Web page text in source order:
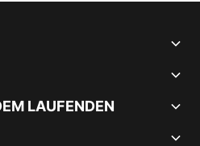
LAUFENDEN